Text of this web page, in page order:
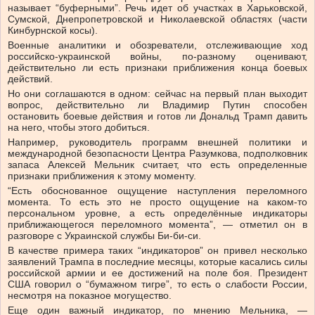
называет “буферными”. Речь идет об участках в Харьковской,
Сумской, Днепропетровской и Николаевской областях (части
Кинбурнской косы).
Военные аналитики и обозреватели, отслеживающие ход
российско-украинской войны, по-разному оценивают,
действительно ли есть признаки приближения конца боевых
действий.
Но они соглашаются в одном: сейчас на первый план выходит
вопрос, действительно ли Владимир Путин способен
остановить боевые действия и готов ли Дональд Трамп давить
на него, чтобы этого добиться.
Например, руководитель программ внешней политики и
международной безопасности Центра Разумкова, подполковник
запаса Алексей Мельник считает, что есть определенные
признаки приближения к этому моменту.
“Есть обоснованное ощущение наступления переломного
момента. То есть это не просто ощущение на каком-то
персональном уровне, а есть определённые индикаторы
приближающегося переломного момента”, — отметил он в
разговоре с Украинской службы Би-би-си.
В качестве примера таких “индикаторов” он привел несколько
заявлений Трампа в последние месяцы, которые касались силы
российской армии и ее достижений на поле боя. Президент
США говорил о “бумажном тигре”, то есть о слабости России,
несмотря на показное могущество.
Еще один важный индикатор, по мнению Мельника, —